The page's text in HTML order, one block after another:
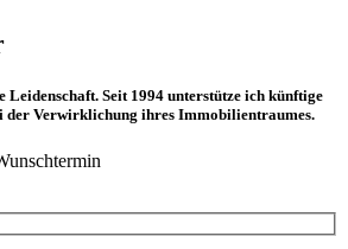
Leidenschaft. Seit 1994 unterstütze ich künftige
der Verwirklichung ihres Immobilientraumes.